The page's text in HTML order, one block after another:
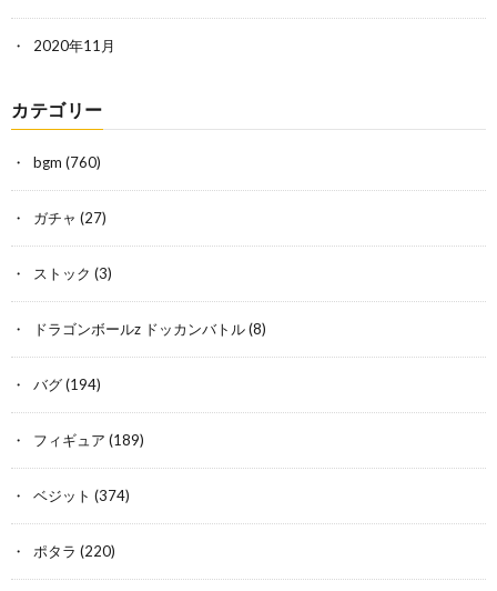
2020年11月
カテゴリー
bgm (760)
ガチャ (27)
ストック (3)
ドラゴンボールz ドッカンバトル(8)
バグ(194)
フィギュア (189)
ベジット (374)
ポタラ (220)